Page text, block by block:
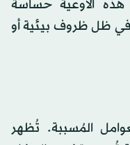
الأوعية حساسة
ظل ظروف بيئية أو
المُسببة. تُظهر